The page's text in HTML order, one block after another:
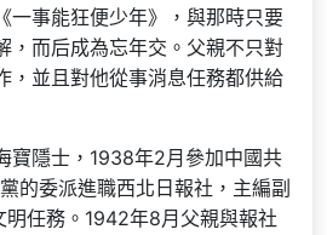
一事能狂便少年》，與那時只要
，而后成為忘年交。父親不只對
，並且對他從事消息任務都供給
寶隱士，1938年2月參加中國共
的委派進職西北日報社，主編副
明任務。1942年8月父親與報社